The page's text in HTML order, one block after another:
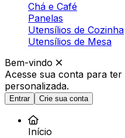
Chá e Café
Panelas
Utensílios de Cozinha
Utensílios de Mesa
Bem-vindo
Acesse sua conta para ter
personalizada.
Entrar Crie sua conta
Início